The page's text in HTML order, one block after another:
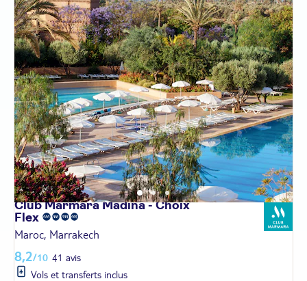
Club Marmara Madina - Choix
Flex
Maroc, Marrakech
8,2/10 41 avis
Vols et transferts inclus